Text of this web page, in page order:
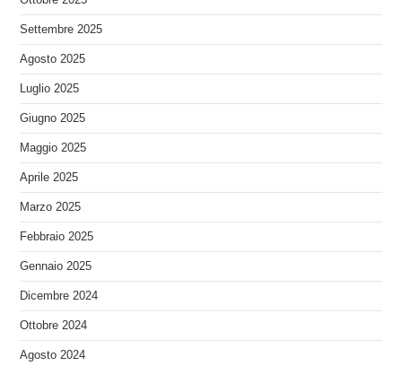
Settembre 2025
Agosto 2025
Luglio 2025
Giugno 2025
Maggio 2025
Aprile 2025
Marzo 2025
Febbraio 2025
Gennaio 2025
Dicembre 2024
Ottobre 2024
Agosto 2024